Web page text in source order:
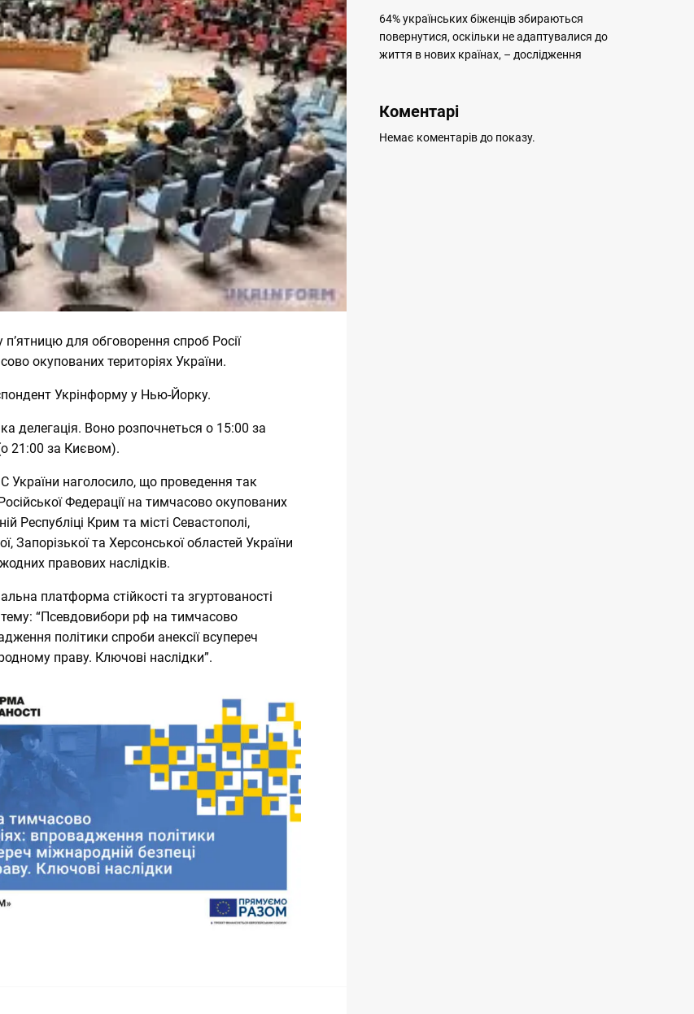
для обговорення спроб Росії
окупованих територіях України.
Укрінформу у Нью-Йорку.
делегація. Воно розпочнеться о 15:00 за
21:00 за Києвом).
наголосило, що проведення так
Федерації на тимчасово окупованих
Республіці Крим та місті Севастополі,
Запорізької та Херсонської областей України
правових наслідків.
платформа стійкості та згуртованості
“Псевдовибори рф на тимчасово
політики спроби анексії всупереч
праву. Ключові наслідки”.
64% українських біженців збираються
повернутися, оскільки не адаптувалися до
життя в нових країнах, – дослідження
Коментарі
Немає коментарів до показу.